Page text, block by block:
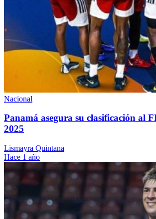
Nacional
Panamá asegura su clasificación al
2025
Lismayra Quintana
Hace 1 año